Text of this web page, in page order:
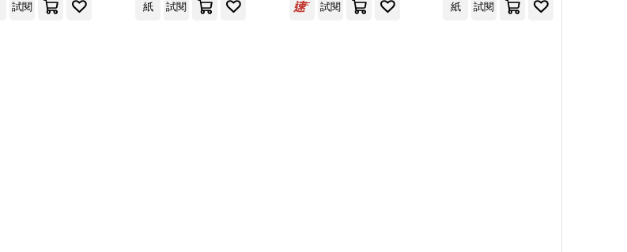
試閱 紙 試閱 試閱 紙 試閱